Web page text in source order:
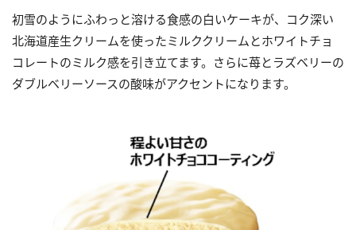
初雪のようにふわっと溶ける食感の白いケーキが、コク深い
北海道産生クリームを使ったミルククリームとホワイトチョ
コレートのミルク感を引き立てます。さらに苺とラズベリーの
ダブルベリーソースの酸味がアクセントになります。